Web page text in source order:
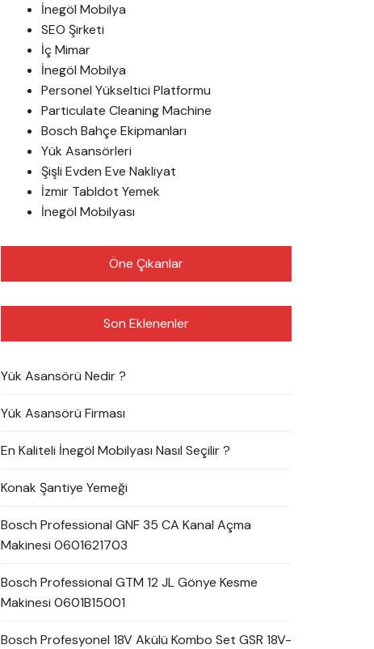
İnegöl Mobilya
SEO Şirketi
İç Mimar
İnegöl Mobilya
Personel Yükseltici Platformu
Particulate Cleaning Machine
Bosch Bahçe Ekipmanları
Yük Asansörleri
Şişli Evden Eve Nakliyat
İzmir Tabldot Yemek
İnegöl Mobilyası
Öne Çıkanlar
Son Eklenenler
Yük Asansörü Nedir ?
Yük Asansörü Firması
En Kaliteli İnegöl Mobilyası Nasıl Seçilir ?
Konak Şantiye Yemeği
Bosch Professional GNF 35 CA Kanal Açma
Makinesi 0601621703
Bosch Professional GTM 12 JL Gönye Kesme
Makinesi 0601B15001
Bosch Profesyonel 18V Akülü Kombo Set GSR 18V-